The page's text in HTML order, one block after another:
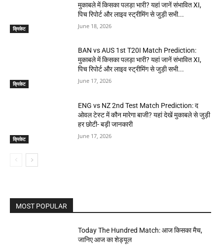
क्रिकेट
मुकाबले में किसका पलड़ा भारी? यहां जानें संभावित XI,
पिच रिपोर्ट और लाइव स्ट्रीमिंग से जुड़ी सभी...
June 18, 2026
क्रिकेट
BAN vs AUS 1st T20I Match Prediction:
मुकाबले में किसका पलड़ा भारी? यहां जानें संभावित XI,
पिच रिपोर्ट और लाइव स्ट्रीमिंग से जुड़ी सभी...
June 17, 2026
क्रिकेट
ENG vs NZ 2nd Test Match Prediction: द
ओवल टेस्ट में कौन मारेगा बाजी? यहां देखें मुकाबले से जुड़ी
हर छोटी- बड़ी जानकारी
June 17, 2026
MOST POPULAR
Today The Hundred Match: आज किसका मैच,
जानिए आज का शेड्यूल